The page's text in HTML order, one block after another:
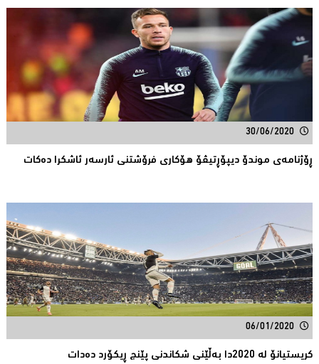
30/06/2020
ڕۆژنامەی موندۆ دیپۆڕتیڤۆ هۆکاری فرۆشتنی ئارسەر ئاشکرا دەکات
06/01/2020
کریستیانۆ لە 2020دا بەڵێنی شکاندنی پێنج ڕیکۆرد دەدات